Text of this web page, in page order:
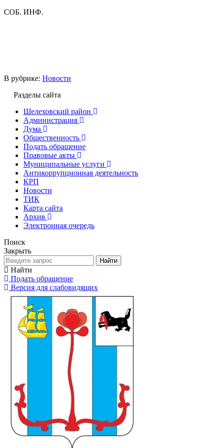
СОБ. ИНФ.
В рубрике: Новости
Разделы сайта
Шелеховский район
Администрация
Дума
Общественность
Подать обращение
Правовые акты
Муниципальные услуги
Антикоррупционная деятельность
КРП
Новости
ТИК
Карта сайта
Архив
Электронная очередь
Поиск
Закрыть
Найти
Найти
Подать обращение
Версия для слабовидящих